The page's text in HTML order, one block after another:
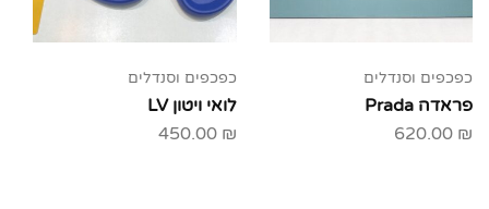
כפכפים וסנדלים
פראדה Prada
620.00 ₪
כפכפים וסנדלים
לואי ויטון LV
450.00 ₪